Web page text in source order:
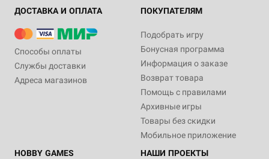
ДОСТАВКА И ОПЛАТА
Способы оплаты
Службы доставки
Адреса магазинов
ПОКУПАТЕЛЯМ
Подобрать игру
Бонусная программа
Информация о заказе
Возврат товара
Помощь с правилами
Архивные игры
Товары без скидки
Мобильное приложение
HOBBY GAMES
НАШИ ПРОЕКТЫ